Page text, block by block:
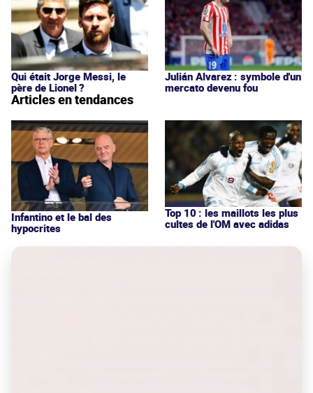
Qui était Jorge Messi, le
père de Lionel ?
Julián Alvarez : symbole d'un
mercato devenu fou
Articles en tendances
Infantino et le bal des
hypocrites
Top 10 : les maillots les plus
cultes de l'OM avec adidas